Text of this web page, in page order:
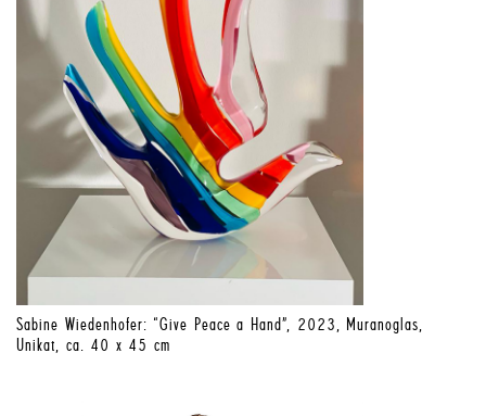
Sabine Wiedenhofer: “Give Peace a Hand”, 2023, Muranoglas,
Unikat, ca. 40 x 45 cm